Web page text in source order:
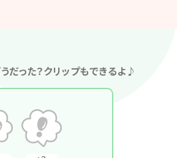
だった？クリップもできるよ♪